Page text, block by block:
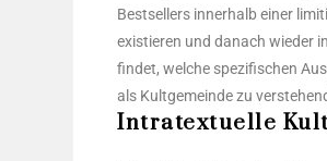
Best­sel­lers inner­halb einer
exis­tie­ren und danach wie­der
fin­det, wel­che spe­zi­fi­schen
als Kult­ge­mein­de zu
Intratextuelle